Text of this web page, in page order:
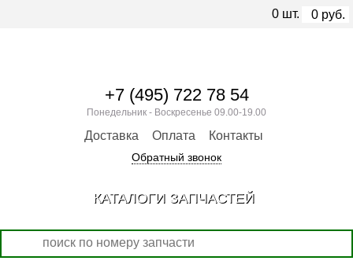
+7 (495) 722 78 54
Понедельник - Воскресенье 09.00-19.00
Доставка Оплата Контакты
Обратный звонок
0 шт. 0 руб.
КАТАЛОГИ ЗАПЧАСТЕЙ